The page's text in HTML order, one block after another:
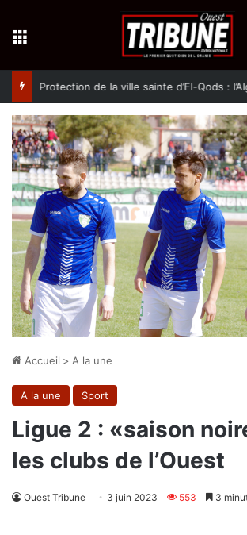
Accueil > A la une
A la une Sport
Ligue 2 : «saison
les clubs de l’Ouest
Ouest Tribune 3 juin 2023 553 3